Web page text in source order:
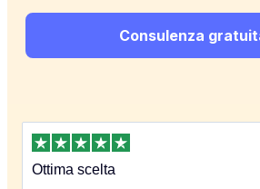
Consulenza
Ottima scelta